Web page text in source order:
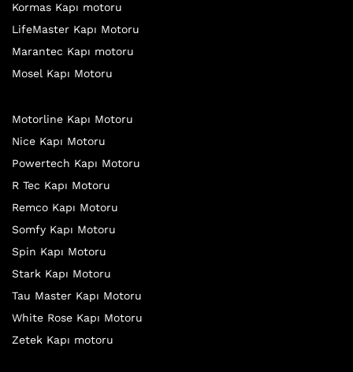
Kormas Kapı motoru
LifeMaster Kapı Motoru
Marantec Kapı motoru
Mosel Kapı Motoru
Motorline Kapı Motoru
Nice Kapı Motoru
Powertech Kapı Motoru
R Tec Kapı Motoru
Remco Kapı Motoru
Somfy Kapı Motoru
Spin Kapı Motoru
Stark Kapı Motoru
Tau Master Kapı Motoru
White Rose Kapı Motoru
Zetek Kapı motoru